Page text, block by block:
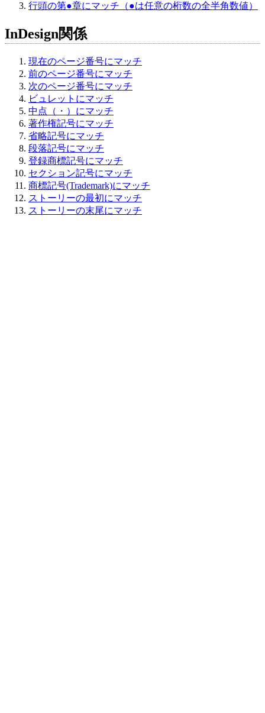
行頭の第●章にマッチ（●は任意の桁数の全半角数値）
InDesign関係
現在のページ番号にマッチ
前のページ番号にマッチ
次のページ番号にマッチ
ビュレットにマッチ
中点（・）にマッチ
著作権記号にマッチ
省略記号にマッチ
段落記号にマッチ
登録商標記号にマッチ
セクション記号にマッチ
商標記号(Trademark)にマッチ
ストーリーの最初にマッチ
ストーリーの末尾にマッチ